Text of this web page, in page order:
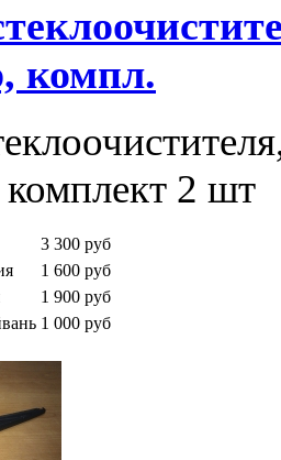
компл.
2 шт
3 300 руб
1 600 руб
1 900 руб
1 000 руб